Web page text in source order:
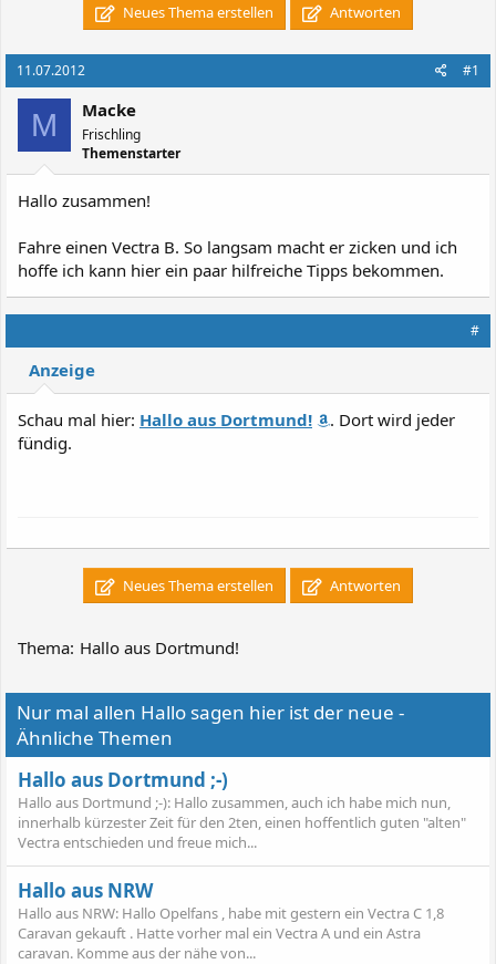
Neues Thema erstellen Antworten
11.07.2012 #1
M Macke
Frischling
Themenstarter
Hallo zusammen!
Fahre einen Vectra B. So langsam macht er zicken und ich
hoffe ich kann hier ein paar hilfreiche Tipps bekommen.
#
Anzeige
Schau mal hier: Hallo aus Dortmund!
. Dort wird jeder
fündig.
Neues Thema erstellen Antworten
Thema: Hallo aus Dortmund!
Nur mal allen Hallo sagen hier ist der neue -
Ähnliche Themen
Hallo aus Dortmund ;-)
Hallo aus Dortmund ;-): Hallo zusammen, auch ich habe mich nun,
innerhalb kürzester Zeit für den 2ten, einen hoffentlich guten "alten"
Vectra entschieden und freue mich...
Hallo aus NRW
Hallo aus NRW: Hallo Opelfans , habe mit gestern ein Vectra C 1,8
Caravan gekauft . Hatte vorher mal ein Vectra A und ein Astra
caravan. Komme aus der nähe von...